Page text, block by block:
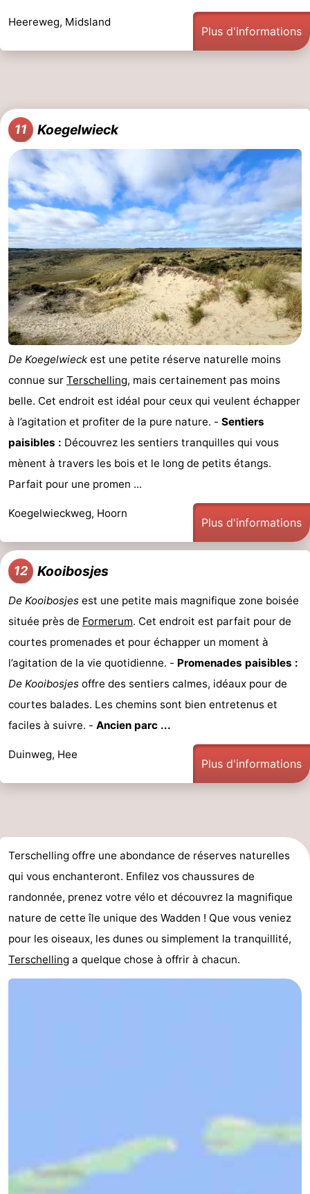
Heereweg, Midsland
Plus d'informations
11 Koegelwieck
De Koegelwieck est une petite réserve naturelle moins
connue sur Terschelling, mais certainement pas moins
belle. Cet endroit est idéal pour ceux qui veulent échapper
à l’agitation et profiter de la pure nature. - Sentiers
paisibles : Découvrez les sentiers tranquilles qui vous
mènent à travers les bois et le long de petits étangs.
Parfait pour une promen ...
Koegelwieckweg, Hoorn
Plus d'informations
12 Kooibosjes
De Kooibosjes est une petite mais magnifique zone boisée
située près de Formerum. Cet endroit est parfait pour de
courtes promenades et pour échapper un moment à
l’agitation de la vie quotidienne. - Promenades paisibles :
De Kooibosjes offre des sentiers calmes, idéaux pour de
courtes balades. Les chemins sont bien entretenus et
faciles à suivre. - Ancien parc ...
Duinweg, Hee
Plus d'informations
Terschelling offre une abondance de réserves naturelles
qui vous enchanteront. Enfilez vos chaussures de
randonnée, prenez votre vélo et découvrez la magnifique
nature de cette île unique des Wadden ! Que vous veniez
pour les oiseaux, les dunes ou simplement la tranquillité,
Terschelling a quelque chose à offrir à chacun.